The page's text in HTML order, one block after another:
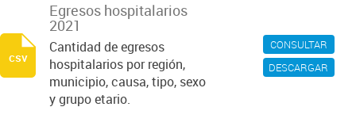
CONSULTAR
DESCARGAR
Egresos hospitalarios
2021
Cantidad de egresos
hospitalarios por región,
municipio, causa, tipo, sexo
y grupo etario.
csv